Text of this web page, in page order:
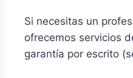
Si necesitas un
ofrecemos servicios
garantía por escrito